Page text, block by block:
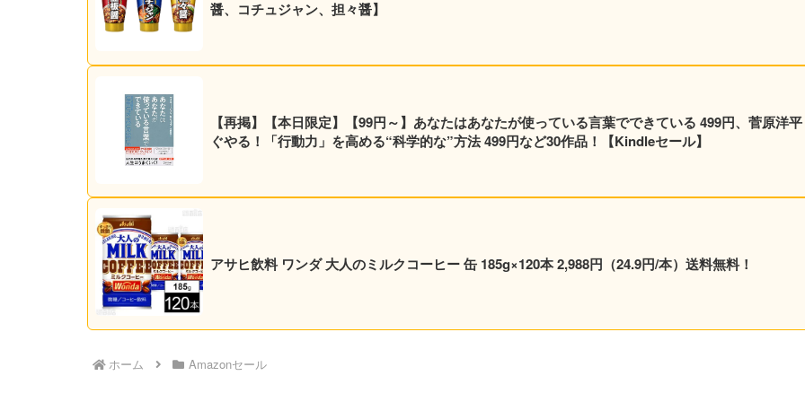
醤、コチュジャン、担々醤】
【再掲】【本日限定】【99円～】あなたはあなたが使っている言葉でできている 499円、菅原洋
ぐやる！「行動力」を高める“科学的な”方法 499円など30作品！【Kindleセール】
アサヒ飲料 ワンダ 大人のミルクコーヒー 缶 185g×120本 2,988円（24.9円/本）送料無料！
ホーム Amazonセール